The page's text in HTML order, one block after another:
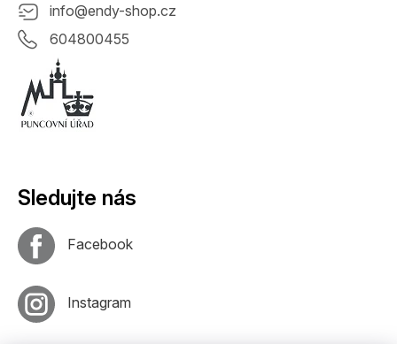
info@endy-shop.cz
604800455
Sledujte nás
Facebook
Instagram